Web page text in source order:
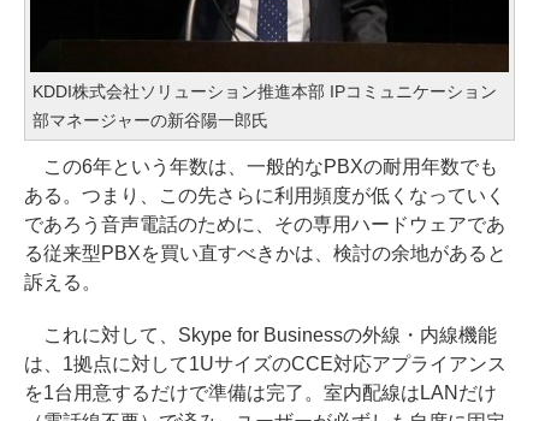
KDDI株式会社ソリューション推進本部 IPコミュニケーション
部マネージャーの新谷陽一郎氏
この6年という年数は、一般的なPBXの耐用年数でも
ある。つまり、この先さらに利用頻度が低くなっていく
であろう音声電話のために、その専用ハードウェアであ
る従来型PBXを買い直すべきかは、検討の余地があると
訴える。
これに対して、Skype for Businessの外線・内線機能
は、1拠点に対して1UサイズのCCE対応アプライアンス
を1台用意するだけで準備は完了。室内配線はLANだけ